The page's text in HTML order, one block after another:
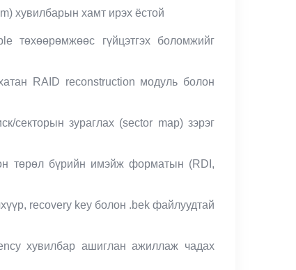
хувилбарын хамт ирэх ёстой
төхөөрөмжөөс гүйцэтгэх боломжийг
RAID reconstruction модуль болон
секторын зураглах (sector map) зэрэг
төрөл бүрийн имэйж форматын (RDI,
recovery key болон .bek файлуудтай
хувилбар ашиглан ажиллаж чадах